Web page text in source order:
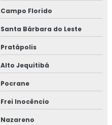
Campo Florido
Santa Bárbara do Leste
Pratápolis
Alto Jequitibá
Pocrane
Frei Inocêncio
Nazareno